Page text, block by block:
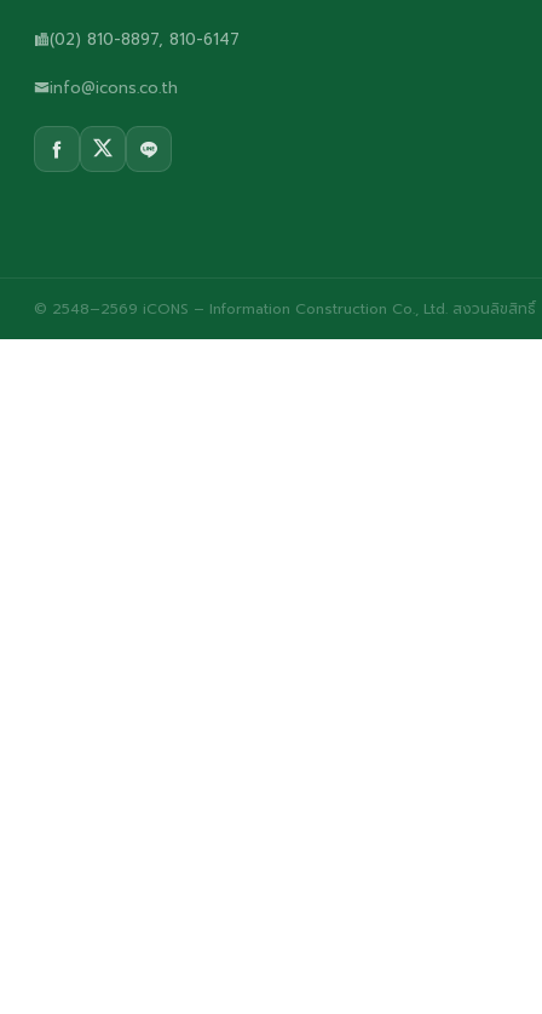
(02) 810-8897, 810-6147
info@icons.co.th
© 2548–2569 iCONS – Information Construction Co., Ltd. สงวนลิขสิทธิ์